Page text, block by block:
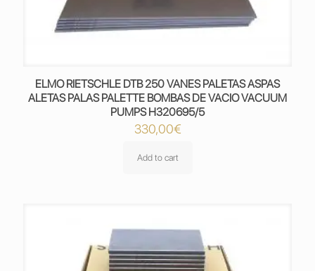
ELMO RIETSCHLE DTB 250 VANES PALETAS ASPAS
ALETAS PALAS PALETTE BOMBAS DE VACIO VACUUM
PUMPS H320695/5
330,00€
Add to cart